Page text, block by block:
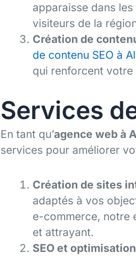
apparaisse dans
visiteurs de la
Création de
de contenu SEO à
qui renforcent
Services
En tant qu’agence web à
services pour améliorer
Création de sites
adaptés à vos
e-commerce, notre
et attrayant.
SEO et